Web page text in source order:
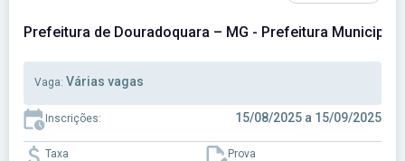
Prefeitura de Douradoquara – MG - Prefeitura Municipal
Vaga: Várias vagas
Inscrições: 15/08/2025 a 15/09/2025
Taxa Prova